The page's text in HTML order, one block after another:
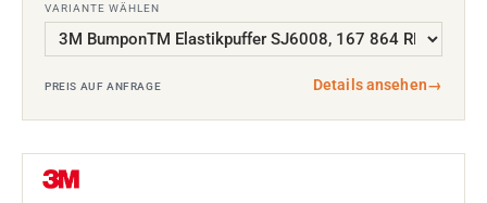
VARIANTE WÄHLEN
PREIS AUF ANFRAGE Details ansehen→